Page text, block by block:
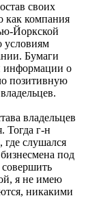
своих
как компания
Йоркской
условиям
Бумаги
информации о
позитивную
владельцев
Тогда г-н
где слушался
под
я не имею
никакими